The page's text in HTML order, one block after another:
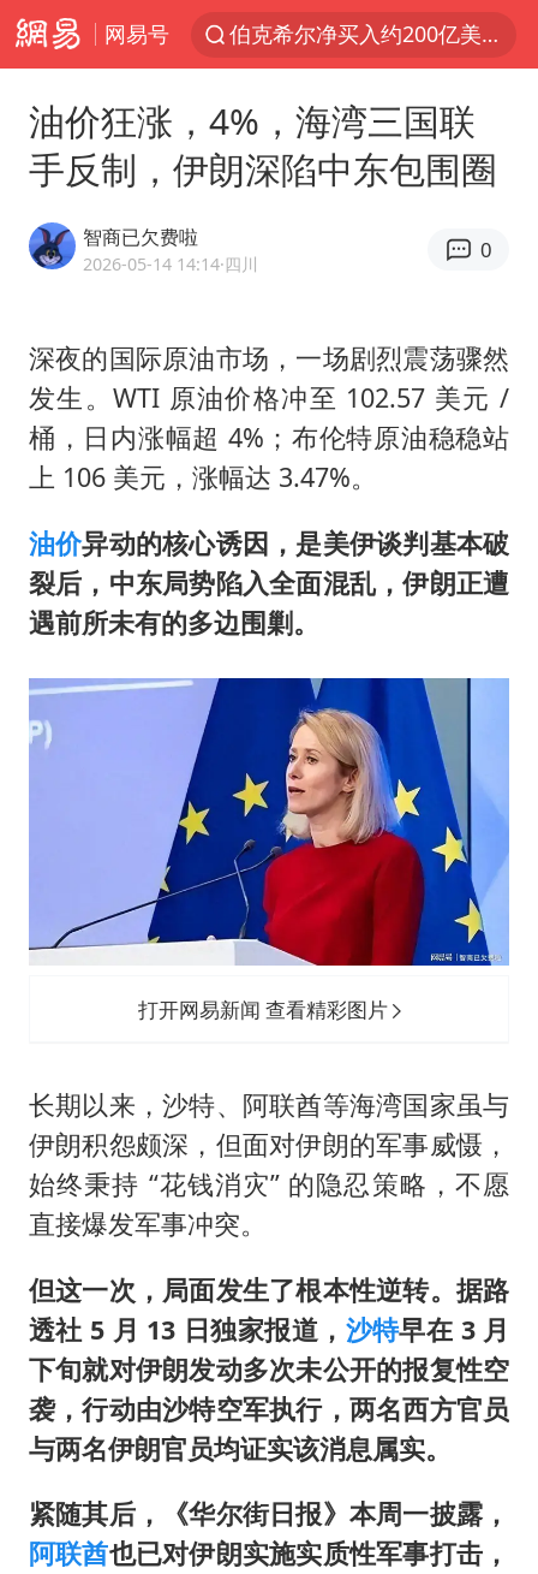
网易号
伯克希尔净买入约200亿美元股票
上海中心城区暴雨预警由橙变红
白海豚5次眼壁置换
曝美下令调查弹药库存信息遭泄露事件
上海大部迎大暴雨
日本连续发生两次地震
方桃子代言广告视频已下架
白海豚在海上打了个结
油价狂涨，4%，海湾三国联
手反制，伊朗深陷中东包围圈
智商已欠费啦
2026-05-14 14:14·四川
0
深夜的国际原油市场，一场剧烈震荡骤然
发生。WTI 原油价格冲至 102.57 美元 /
桶，日内涨幅超 4%；布伦特原油稳稳站
上 106 美元，涨幅达 3.47%。
油价异动的核心诱因，是美伊谈判基本破
裂后，中东局势陷入全面混乱，伊朗正遭
遇前所未有的多边围剿。
打开网易新闻 查看精彩图片
长期以来，沙特、阿联酋等海湾国家虽与
伊朗积怨颇深，但面对伊朗的军事威慑，
始终秉持 “花钱消灾” 的隐忍策略，不愿
直接爆发军事冲突。
但这一次，局面发生了根本性逆转。据路
透社 5 月 13 日独家报道， 沙特早在 3 月
下旬就对伊朗发动多次未公开的报复性空
袭，行动由沙特空军执行，两名西方官员
与两名伊朗官员均证实该消息属实。
紧随其后，《华尔街日报》本周一披露，
阿联酋也已对伊朗实施实质性军事打击，